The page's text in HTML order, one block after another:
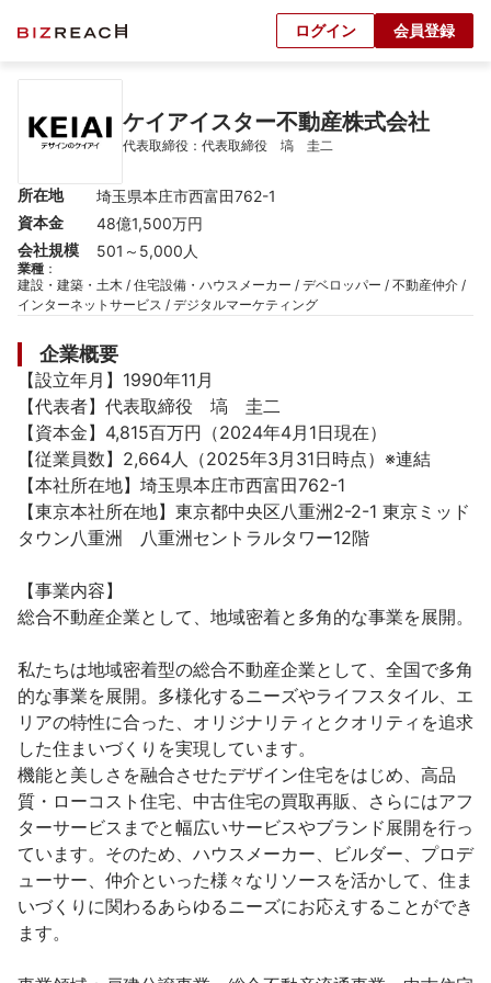
ログイン 会員登録
ケイアイスター不動産株式会社
代表取締役：代表取締役　塙　圭二
所在地
埼玉県本庄市西富田762-1
資本金
48億1,500万円
会社規模
501～5,000人
業種 ：
建設・建築・土木 / 住宅設備・ハウスメーカー / デベロッパー / 不動産仲介 /
インターネットサービス / デジタルマーケティング
企業概要
【設立年月】1990年11月
【代表者】代表取締役　塙　圭二
【資本金】4,815百万円（2024年4月1日現在）
【従業員数】2,664人（2025年3月31日時点）※連結
【本社所在地】埼玉県本庄市西富田762-1
【東京本社所在地】東京都中央区八重洲2-2-1 東京ミッド
タウン八重洲　八重洲セントラルタワー12階
【事業内容】
総合不動産企業として、地域密着と多角的な事業を展開。
私たちは地域密着型の総合不動産企業として、全国で多角
的な事業を展開。多様化するニーズやライフスタイル、エ
リアの特性に合った、オリジナリティとクオリティを追求
した住まいづくりを実現しています。
機能と美しさを融合させたデザイン住宅をはじめ、高品
質・ローコスト住宅、中古住宅の買取再販、さらにはアフ
ターサービスまでと幅広いサービスやブランド展開を行っ
ています。そのため、ハウスメーカー、ビルダー、プロデ
ューサー、仲介といった様々なリソースを活かして、住ま
いづくりに関わるあらゆるニーズにお応えすることができ
ます。